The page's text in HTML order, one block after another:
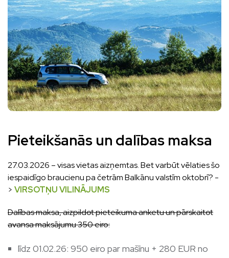
Pieteikšanās un dalības maksa
27.03.2026 – visas vietas aizņemtas. Bet varbūt vēlaties šo
iespaidīgo braucienu pa četrām Balkānu valstīm oktobrī? -
> VIRSOTŅU VILINĀJUMS
Dalības maksa, aizpildot pieteikuma anketu un pārskaitot
avansa maksājumu 350 eiro:
līdz 01.02.26: 950 eiro par mašīnu + 280 EUR no